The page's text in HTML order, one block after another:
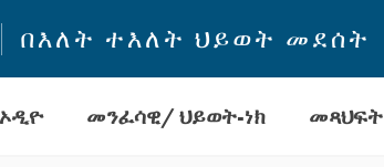
በእለት ተእለት ህይወት መደሰት
መንፈሳዊ/ ህይወት-ነክ መጻህፍት